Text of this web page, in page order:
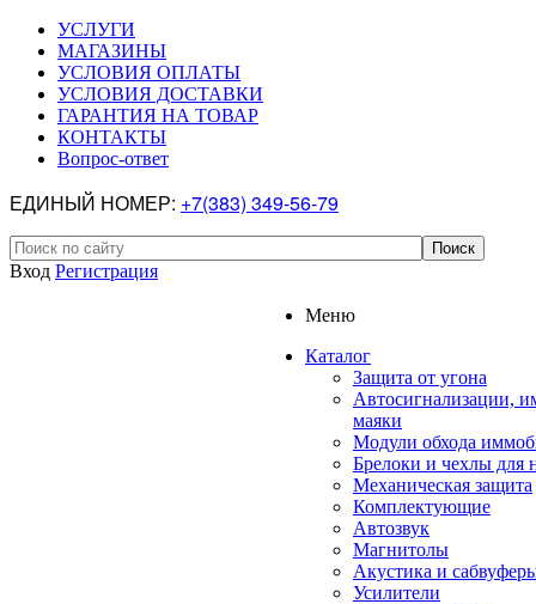
УСЛУГИ
МАГАЗИНЫ
УСЛОВИЯ ОПЛАТЫ
УСЛОВИЯ ДОСТАВКИ
ГАРАНТИЯ НА ТОВАР
КОНТАКТЫ
Вопрос-ответ
ЕДИНЫЙ НОМЕР: +7(383) 349-56-79
Вход Регистрация
Меню
Каталог
Защита от угона
Автосигнализации,
маяки
Модули обхода
Брелоки и чехлы для
Механическая защита
Комплектующие
Автозвук
Магнитолы
Акустика и
Усилители